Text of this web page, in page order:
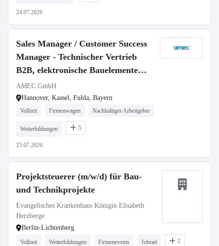
24.07.2026
Sales Manager / Customer Success
Manager - Technischer Vertrieb
B2B, elektronische Bauelemente
(m/w/d)
AMEC GmbH
Hannover, Kassel, Fulda, Bayern
Vollzeit Firmenwagen Nachhaltiger Arbeitgeber
Weiterbildungen 5
25.07.2026
Projektsteuerer (m/w/d) für Bau-
und Technikprojekte
Evangelisches Krankenhaus Königin Elisabeth
Herzberge
Berlin-Lichtenberg
Vollzeit Weiterbildungen Firmenevents Jobrad 2